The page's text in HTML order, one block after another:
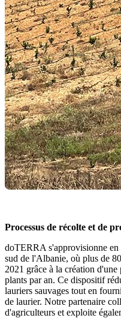
Processus de récolte et de
doTERRA s'approvisionne en
sud de l'Albanie, où plus de
2021 grâce à la création
plants par an. Ce dispositif
lauriers sauvages tout en
de laurier. Notre partenaire
d'agriculteurs et exploite